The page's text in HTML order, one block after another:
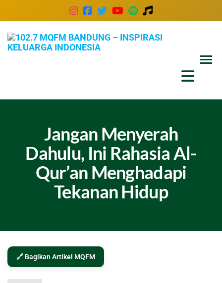
Jangan Menyerah
Dahulu, Ini Rahasia Al-
Qur’an Menghadapi
Tekanan Hidup
🔗 Bagikan Artikel MQFM